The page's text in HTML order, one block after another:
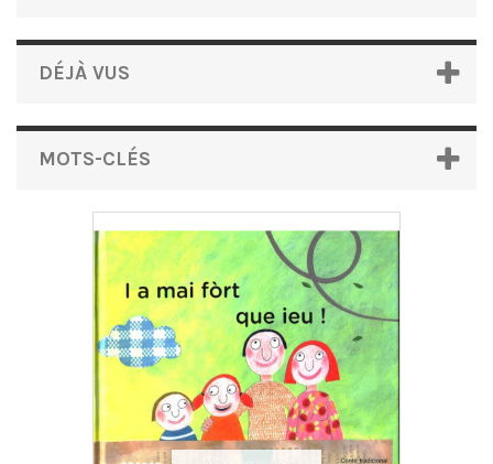
DÉJÀ VUS
MOTS-CLÉS